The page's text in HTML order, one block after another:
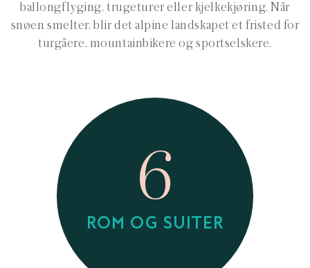
ballongflyging, trugeturer eller kjelkekjøring. Når
snøen smelter, blir det alpine landskapet et fristed for
turgåere, mountainbikere og sportselskere.
6
ROM OG SUITER